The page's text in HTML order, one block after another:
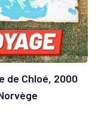
de Chloé, 2000